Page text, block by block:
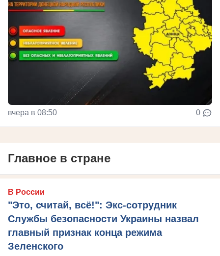
вчера в 08:50 0
Главное в стране
В России
"Это, считай, всё!": Экс-сотрудник
Службы безопасности Украины назвал
главный признак конца режима
Зеленского